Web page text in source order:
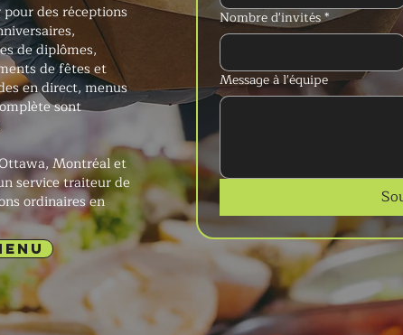
des réceptions
de diplômes,
de fêtes et
en direct, menus
sont
Montréal et
service traiteur de
ordinaires en
Nombre d'invités*
Message à l'équipe